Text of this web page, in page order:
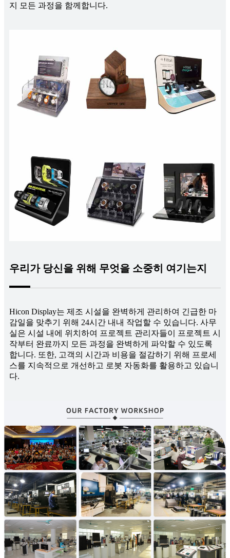
지 모든 과정을 함께합니다.
우리가 당신을 위해 무엇을 소중히 여기는지
Hicon Display는 제조 시설을 완벽하게 관리하여 긴급한 마
감일을 맞추기 위해 24시간 내내 작업할 수 있습니다. 사무
실은 시설 내에 위치하여 프로젝트 관리자들이 프로젝트 시
작부터 완료까지 모든 과정을 완벽하게 파악할 수 있도록
합니다. 또한, 고객의 시간과 비용을 절감하기 위해 프로세
스를 지속적으로 개선하고 로봇 자동화를 활용하고 있습니
다.